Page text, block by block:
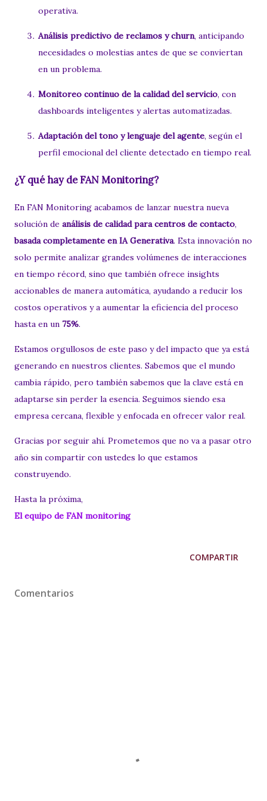
operativa.
Análisis predictivo de reclamos y churn, anticipando
necesidades o molestias antes de que se conviertan
en un problema.
Monitoreo continuo de la calidad del servicio, con
dashboards inteligentes y alertas automatizadas.
Adaptación del tono y lenguaje del agente, según el
perfil emocional del cliente detectado en tiempo real.
¿Y qué hay de FAN Monitoring?
En FAN Monitoring acabamos de lanzar nuestra nueva
solución de análisis de calidad para centros de contacto,
basada completamente en IA Generativa. Esta innovación no
solo permite analizar grandes volúmenes de interacciones
en tiempo récord, sino que también ofrece insights
accionables de manera automática, ayudando a reducir los
costos operativos y a aumentar la eficiencia del proceso
hasta en un 75%.
Estamos orgullosos de este paso y del impacto que ya está
generando en nuestros clientes. Sabemos que el mundo
cambia rápido, pero también sabemos que la clave está en
adaptarse sin perder la esencia. Seguimos siendo esa
empresa cercana, flexible y enfocada en ofrecer valor real.
Gracias por seguir ahí. Prometemos que no va a pasar otro
año sin compartir con ustedes lo que estamos
construyendo.
Hasta la próxima,
El equipo de FAN monitoring
COMPARTIR
Comentarios